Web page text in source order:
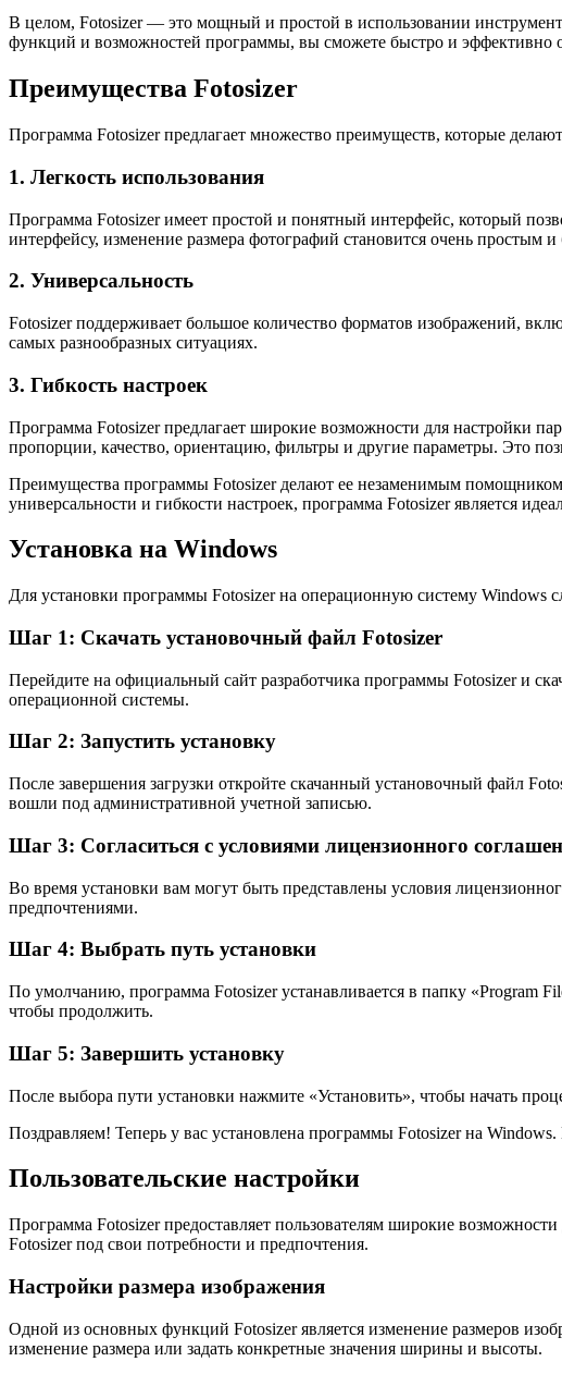
В целом, Fotosizer — это мощный и простой в использовании
функций и возможностей программы, вы сможете быстро и эффективно
Преимущества Fotosizer
Программа Fotosizer предлагает множество преимуществ, которые
1. Легкость использования
Программа Fotosizer имеет простой и понятный интерфейс, который
интерфейсу, изменение размера фотографий становится очень простым
2. Универсальность
Fotosizer поддерживает большое количество форматов изображений,
самых разнообразных ситуациях.
3. Гибкость настроек
Программа Fotosizer предлагает широкие возможности для настройки
пропорции, качество, ориентацию, фильтры и другие параметры. Это
Преимущества программы Fotosizer делают ее незаменимым помощником
универсальности и гибкости настроек, программа Fotosizer является
Установка на Windows
Для установки программы Fotosizer на операционную систему Windows
Шаг 1: Скачать установочный файл Fotosizer
Перейдите на официальный сайт разработчика программы Fotosizer и
операционной системы.
Шаг 2: Запустить установку
После завершения загрузки откройте скачанный установочный файл
вошли под административной учетной записью.
Шаг 3: Согласиться с условиями лицензионного
Во время установки вам могут быть представлены условия
предпочтениями.
Шаг 4: Выбрать путь установки
По умолчанию, программа Fotosizer устанавливается в папку «Program
чтобы продолжить.
Шаг 5: Завершить установку
После выбора пути установки нажмите «Установить», чтобы начать
Поздравляем! Теперь у вас установлена программы Fotosizer на
Пользовательские настройки
Программа Fotosizer предоставляет пользователям широкие
Fotosizer под свои потребности и предпочтения.
Настройки размера изображения
Одной из основных функций Fotosizer является изменение размеров
изменение размера или задать конкретные значения ширины и высоты.